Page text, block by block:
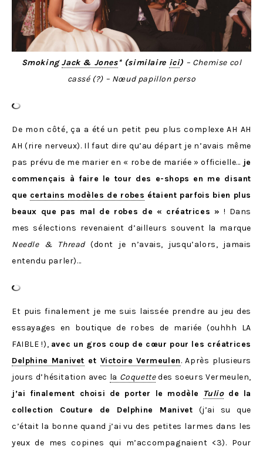
SmokingJack & Jones* (similaire ici) – Chemise col
cassé (?) – Nœud papillon perso
De mon côté, ça a été un petit peu plus complexe AH AH
AH (rire nerveux). Il faut dire qu’au départ je n’avais même
pas prévu de me marier en « robe de mariée » officielle… je
commençais à faire le tour des e-shops en me disant
que certains modèles de robes étaient parfois bien plus
beaux que pas mal de robes de « créatrices »! Dans
mes sélections revenaient d’ailleurs souvent la marque
Needle & Thread (dont je n’avais, jusqu’alors, jamais
entendu parler)…
Et puis finalement je me suis laissée prendre au jeu des
essayages en boutique de robes de mariée (ouhhh LA
FAIBLE !), avec un gros coup de cœur pour les créatrices
Delphine Manivet et Victoire Vermeulen. Après plusieurs
jours d’hésitation avec la Coquettedes soeurs Vermeulen,
j’ai finalement choisi de porter le modèle Tuliode la
collection Couture de Delphine Manivet (j’ai su que
c’était la bonne quand j’ai vu des petites larmes dans les
yeux de mes copines qui m’accompagnaient <3). Pour